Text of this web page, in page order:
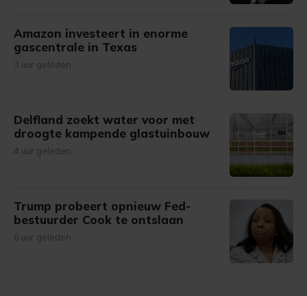
Amazon investeert in enorme
gascentrale in Texas
3 uur geleden
Delfland zoekt water voor met
droogte kampende glastuinbouw
4 uur geleden
Trump probeert opnieuw Fed-
bestuurder Cook te ontslaan
6 uur geleden